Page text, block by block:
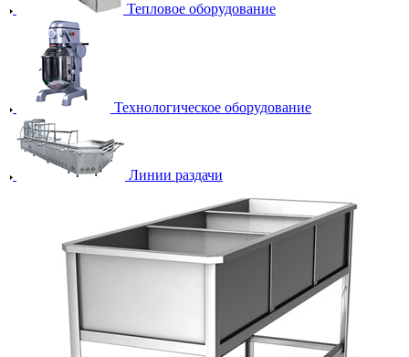
Тепловое оборудование
Технологическое оборудование
Линии раздачи